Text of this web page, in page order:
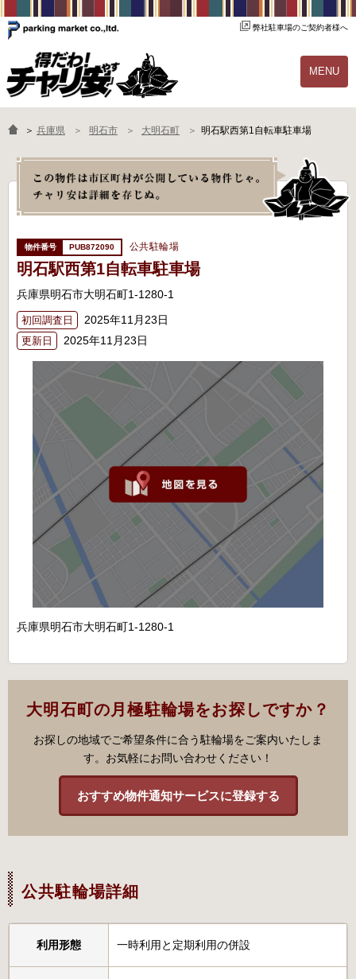
弊社駐車場のご契約者様へ
MENU
物件一覧 ご契約の流れ
よくあるご質問 駐輪場オーナー様へ
＞ 兵庫県 明石市 大明石町 明石駅西第1自転車駐車場
PUB872090 公共駐輪場
明石駅西第1自転車駐車場
兵庫県明石市大明石町1-1280-1
初回調査日 2025年11月23日
更新日 2025年11月23日
兵庫県明石市大明石町1-1280-1
大明石町の月極駐輪場をお探しですか？
お探しの地域でご希望条件に合う駐輪場をご案内いたしま
す。お気軽にお問い合わせください！
おすすめ物件通知サービスに登録する
公共駐輪場詳細
利用形態 一時利用と定期利用の併設